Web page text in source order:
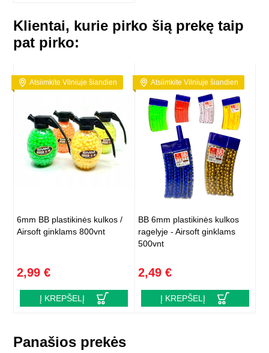
Klientai, kurie pirko šią prekę taip
pat pirko:
Atsiimkite Vilniuje šiandien
6mm BB plastikinės kulkos /
Airsoft ginklams 800vnt
2,99 €
Į KREPŠELĮ
Atsiimkite Vilniuje šiandien
BB 6mm plastikinės kulkos
ragelyje - Airsoft ginklams
500vnt
2,49 €
Į KREPŠELĮ
Panašios prekės